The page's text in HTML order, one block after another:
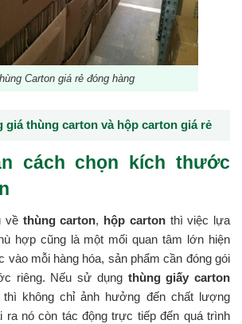
Carton giá rẻ đóng hàng
giá thùng carton và hộp carton giá rẻ
cách chọn kích thước
về thùng carton, hộp cartonthì việc lựa
hợp cũng là một mối quan tâm lớn hiện
vào mỗi hàng hóa, sản phẩm cần đóng gói
riêng. Nếu sử dụng thùng giấy carton
thì không chỉ ảnh hưởng đến chất lượng
ra nó còn tác động trực tiếp đến quá trình